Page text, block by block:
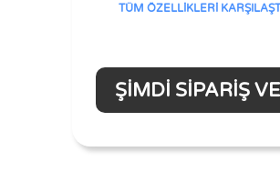
TÜM ÖZELLİKLERİ
ŞIMDI SIPARIŞ